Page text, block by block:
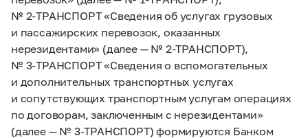
№ 2-ТРАНСПОРТ«Сведения об услугах грузовых
и пассажирских перевозок, оказанных
нерезидентами» (далее — № 2-ТРАНСПОРТ),
№ 3-ТРАНСПОРТ«Сведения о вспомогательных
и дополнительных транспортных услугах
и сопутствующих транспортным услугам операциях
по договорам, заключенным с нерезидентами»
(далее — № 3-ТРАНСПОРТ) формируются Банком